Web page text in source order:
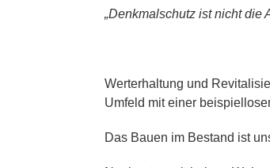
„Denkmalschutz ist nicht die
Gerhard
Werterhaltung und
Umfeld mit einer
Das Bauen im Bestand ist